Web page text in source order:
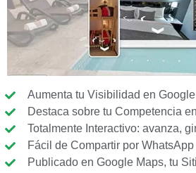
Aumenta tu Visibilidad en
Destaca sobre tu Competencia
Totalmente Interactivo: avanza,
Fácil de Compartir por WhatsApp
Publicado en Google Maps, tu